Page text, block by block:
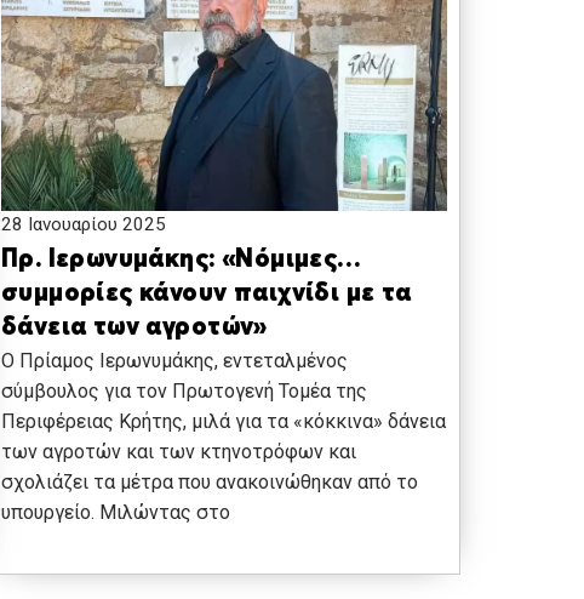
28 Ιανουαρίου 2025
Πρ. Ιερωνυμάκης: «Νόμιμες…
συμμορίες κάνουν παιχνίδι με τα
δάνεια των αγροτών»
Ο Πρίαμος Ιερωνυμάκης, εντεταλμένος
σύμβουλος για τον Πρωτογενή Τομέα της
Περιφέρειας Κρήτης, μιλά για τα «κόκκινα» δάνεια
των αγροτών και των κτηνοτρόφων και
σχολιάζει τα μέτρα που ανακοινώθηκαν από το
υπουργείο. Μιλώντας στο